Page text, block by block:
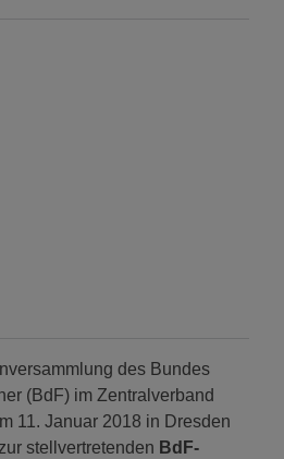
des Bundes
(BdF) im Zentralverband
11. Januar 2018 in Dresden
zur stellvertretenden BdF-